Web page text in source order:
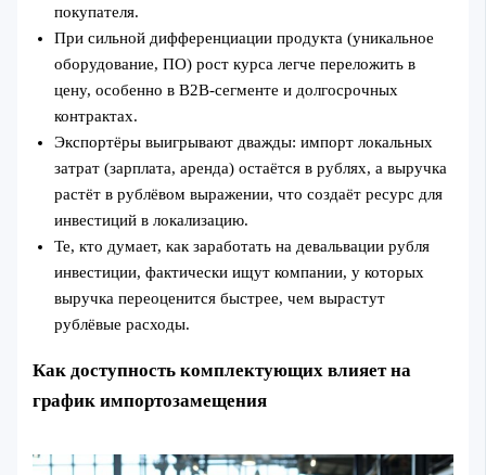
покупателя.
При сильной дифференциации продукта (уникальное
оборудование, ПО) рост курса легче переложить в
цену, особенно в B2B‑сегменте и долгосрочных
контрактах.
Экспортёры выигрывают дважды: импорт локальных
затрат (зарплата, аренда) остаётся в рублях, а выручка
растёт в рублёвом выражении, что создаёт ресурс для
инвестиций в локализацию.
Те, кто думает, как заработать на девальвации рубля
инвестиции, фактически ищут компании, у которых
выручка переоценится быстрее, чем вырастут
рублёвые расходы.
Как доступность комплектующих влияет на
график импортозамещения